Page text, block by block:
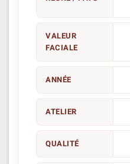
VALEUR
FACIALE
ANNÉE
ATELIER
QUALITÉ